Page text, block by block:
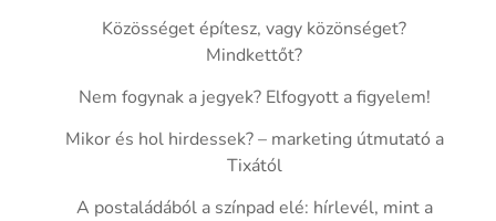
Közösséget építesz, vagy közönséget?
Mindkettőt?
Nem fogynak a jegyek? Elfogyott a figyelem!
Mikor és hol hirdessek? – marketing útmutató a
Tixától
A postaládából a színpad elé: hírlevél, mint a